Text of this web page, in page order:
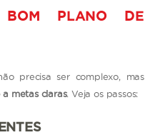
PLANO DE
precisa ser complexo, mas
metas claras. Veja os passos: